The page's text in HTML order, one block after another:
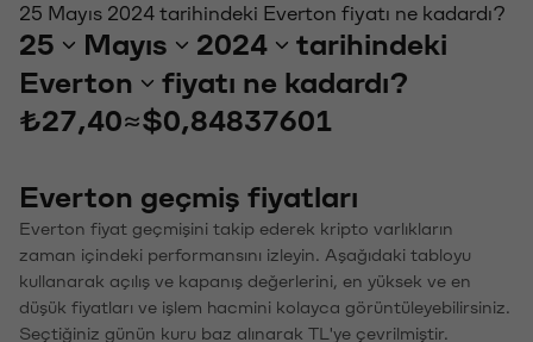
25 Mayıs 2024 tarihindeki Everton fiyatı ne kadardı?
25 Mayıs 2024
tarihindeki
Everton
fiyatı ne kadardı?
₺27,40≈$0,84837601
Everton geçmiş fiyatları
Everton fiyat geçmişini takip ederek kripto varlıkların
zaman içindeki performansını izleyin. Aşağıdaki tabloyu
kullanarak açılış ve kapanış değerlerini, en yüksek ve en
düşük fiyatları ve işlem hacmini kolayca görüntüleyebilirsiniz.
Seçtiğiniz günün kuru baz alınarak TL'ye çevrilmiştir.